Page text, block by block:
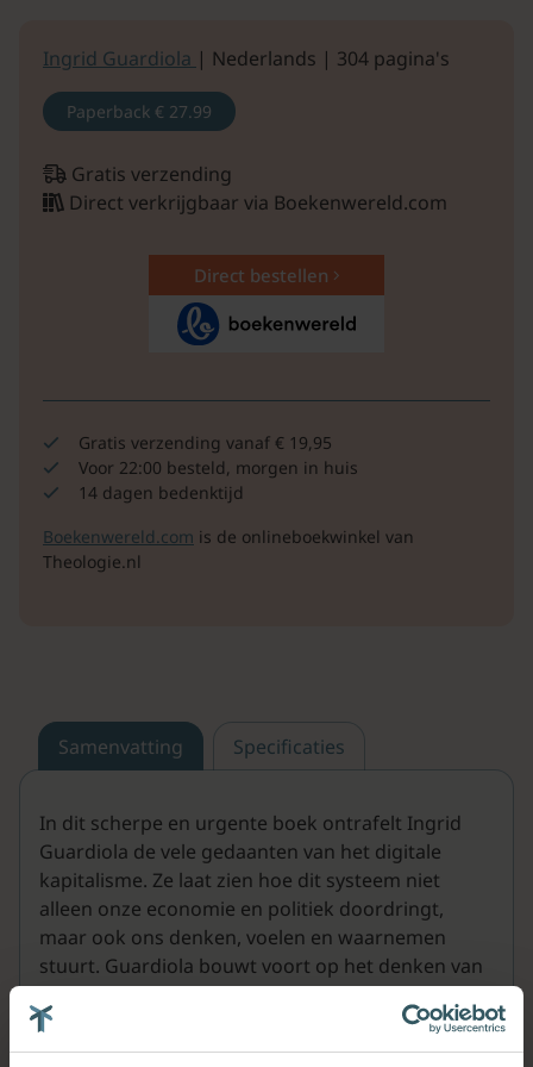
Ingrid Guardiola | Nederlands | 304 pagina's
Paperback € 27.99
Gratis verzending
Direct verkrijgbaar via Boekenwereld.com
Direct bestellen
Gratis verzending vanaf € 19,95
Voor 22:00 besteld, morgen in huis
14 dagen bedenktijd
Boekenwereld.com is de onlineboekwinkel van
Theologie.nl
Samenvatting Specificaties
In dit scherpe en urgente boek ontrafelt Ingrid
Guardiola de vele gedaanten van het digitale
kapitalisme. Ze laat zien hoe dit systeem niet
alleen onze economie en politiek doordringt,
maar ook ons denken, voelen en waarnemen
stuurt. Guardiola bouwt voort op het denken van
Gilles Deleuze, Marshall McLuhan en Mark Fisher
en toont zowel de publieke als innerlijke gevolgen
van een leven in het digitale tijdperk.